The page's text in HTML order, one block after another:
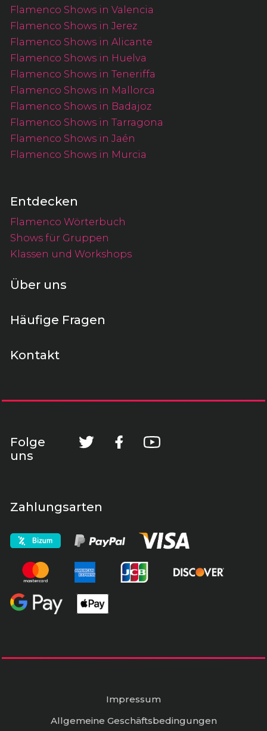
Flamenco Shows in Valencia
Flamenco Shows in Jerez
Flamenco Shows in Alicante
Flamenco Shows in Huelva
Flamenco Shows in Teneriffa
Flamenco Shows in Mallorca
Flamenco Shows in Badajoz
Flamenco Shows in Tarragona
Flamenco Shows in Jaén
Flamenco Shows in Murcia
Entdecken
Flamenco Wörterbuch
Shows für Gruppen
Klassen und Workshops
Über uns
Häufige Fragen
Kontakt
Folge
uns
Zahlungsarten
Impressum
Allgemeine Geschäftsbedingungen